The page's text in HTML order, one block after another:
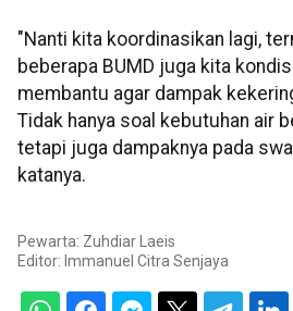
"Nanti kita koordinasikan lagi,
beberapa BUMD juga kita
membantu agar dampak
Tidak hanya soal kebutuhan air
tetapi juga dampaknya pada
katanya.
Pewarta: Zuhdiar Laeis
Editor: Immanuel Citra Senjaya